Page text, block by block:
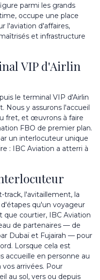
parmi les grands
occupe une place
l'aviation d'affaires,
et infrastructure
VIP d'Airlin
le terminal VIP d'Airlin
Nous y assurons l'accueil
fret, et œuvrons à faire
FBO de premier plan.
un interlocuteur unique
: IBC Aviation a atterri à
track, l'avitaillement, la
qu'un voyageur
que courtier, IBC Aviation
de partenaires — de
Dubaï et Fujairah — pour
Lorsque cela est
accueille en personne au
arrivées. Pour
au sol, vers ou depuis